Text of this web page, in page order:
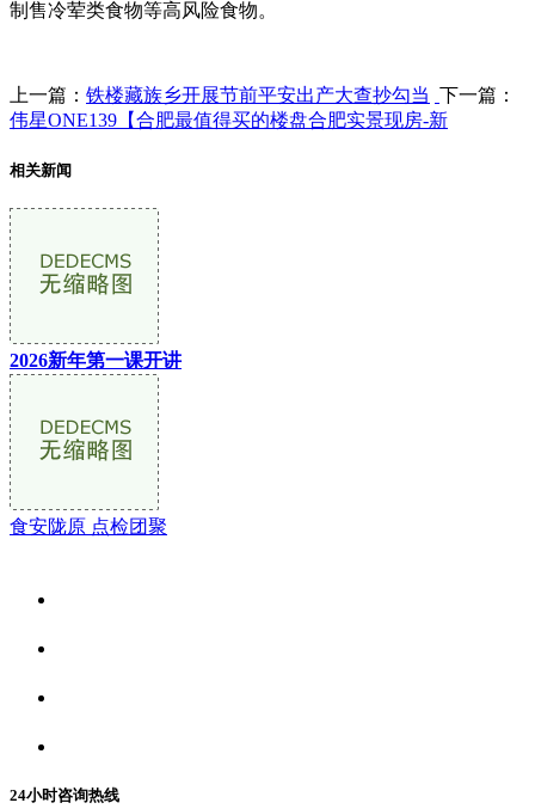
制售冷荤类食物等高风险食物。
上一篇： 铁楼藏族乡开展节前平安出产大查抄勾当 下一篇：
伟星ONE139【合肥最值得买的楼盘合肥实景现房-新
相关新闻
2026新年第一课开讲
食安陇原 点检团聚
24小时咨询热线